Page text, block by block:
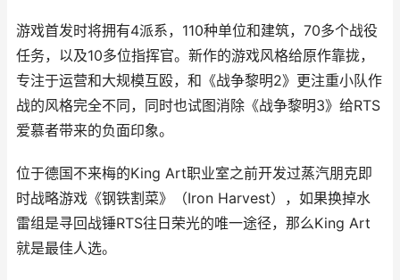
游戏首发时将拥有4派系，110种单位和建筑，70多个战役
任务，以及10多位指挥官。新作的游戏风格给原作靠拢，
专注于运营和大规模互殴，和《战争黎明2》更注重小队作
战的风格完全不同，同时也试图消除《战争黎明3》给RTS
爱慕者带来的负面印象。
位于德国不来梅的King Art职业室之前开发过蒸汽朋克即
时战略游戏《钢铁割菜》（Iron Harvest），如果换掉水
雷组是寻回战锤RTS往日荣光的唯一途径，那么King Art
就是最佳人选。